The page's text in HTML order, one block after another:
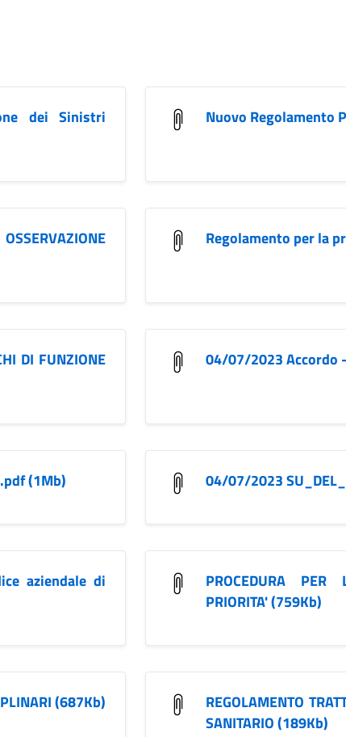
dei Sinistri
Nuovo Regolamento
Regolamento per la
DI FUNZIONE
04/07/2023 Accordo
(1Mb) 04/07/2023
aziendale di
PROCEDURA PER
PRIORITA' (759Kb)
(687Kb)
REGOLAMENTO
SANITARIO (189Kb)